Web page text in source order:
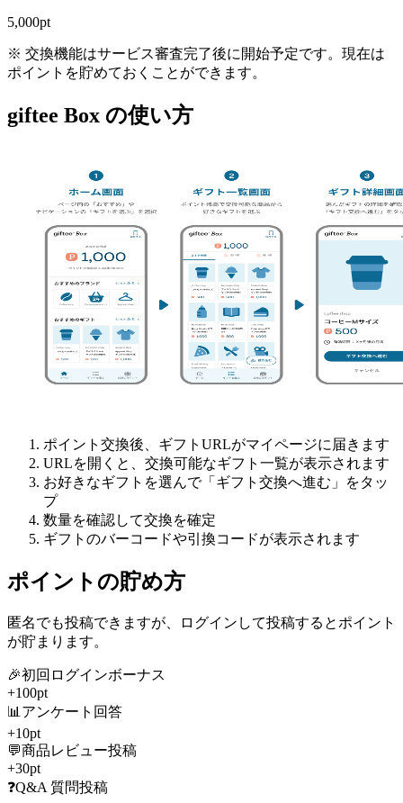
5,000pt
※ 交換機能はサービス審査完了後に開始予定です。現在は
ポイントを貯めておくことができます。
giftee Box の使い方
ポイント交換後、ギフトURLがマイページに届きます
URLを開くと、交換可能なギフト一覧が表示されます
お好きなギフトを選んで「ギフト交換へ進む」をタッ
プ
数量を確認して交換を確定
ギフトのバーコードや引換コードが表示されます
ポイントの貯め方
匿名でも投稿できますが、ログインして投稿するとポイント
が貯まります。
🎉初回ログインボーナス
+100pt
📊 アンケート回答
+10pt
💬商品レビュー投稿
+30pt
❓Q&A 質問投稿